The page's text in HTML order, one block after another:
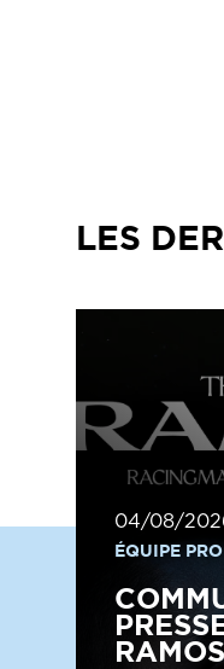
LES
04/08/
ÉQUIPE PRO
RAMOS